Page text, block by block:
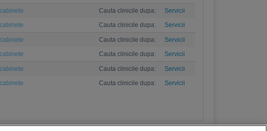
Servicii
Cauta clinicile dupa:
Servicii
Cauta clinicile dupa:
Servicii
Cauta clinicile dupa:
Servicii
Cauta clinicile dupa:
Servicii
Cauta clinicile dupa:
Servicii
Cauta clinicile dupa: